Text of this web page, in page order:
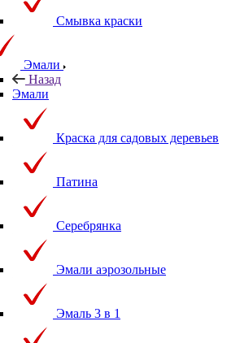
Смывка краски
Эмали
Назад
Эмали
Краска для садовых деревьев
Патина
Серебрянка
Эмали аэрозольные
Эмаль 3 в 1